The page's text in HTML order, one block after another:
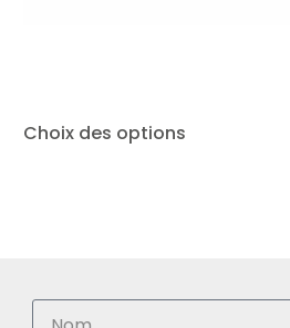
Choix des options